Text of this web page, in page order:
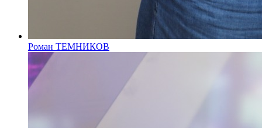
Роман ТЕМНИКОВ